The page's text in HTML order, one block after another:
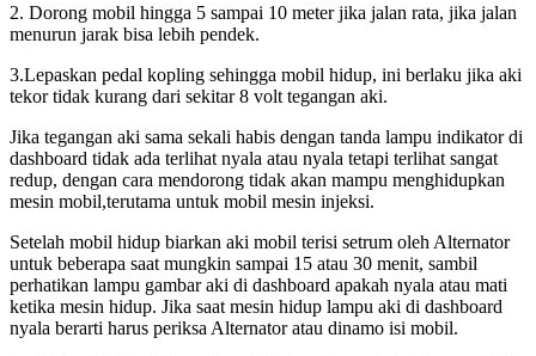
2. Dorong mobil hingga 5 sampai 10 meter jika jalan rata, jika jalan
menurun jarak bisa lebih pendek.
3.Lepaskan pedal kopling sehingga mobil hidup, ini berlaku jika aki
tekor tidak kurang dari sekitar 8 volt tegangan aki.
Jika tegangan aki sama sekali habis dengan tanda lampu indikator di
dashboard tidak ada terlihat nyala atau nyala tetapi terlihat sangat
redup, dengan cara mendorong tidak akan mampu menghidupkan
mesin mobil,terutama untuk mobil mesin injeksi.
Setelah mobil hidup biarkan aki mobil terisi setrum oleh Alternator
untuk beberapa saat mungkin sampai 15 atau 30 menit, sambil
perhatikan lampu gambar aki di dashboard apakah nyala atau mati
ketika mesin hidup. Jika saat mesin hidup lampu aki di dashboard
nyala berarti harus periksa Alternator atau dinamo isi mobil.